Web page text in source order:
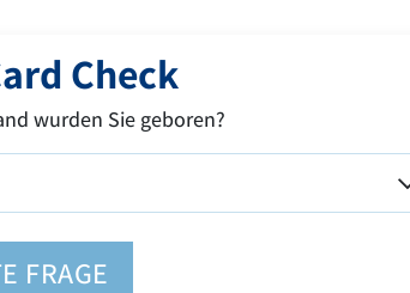
Check
wurden Sie geboren?
FRAGE